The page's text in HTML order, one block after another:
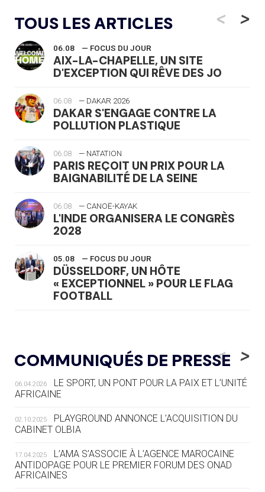
TOUS LES ARTICLES <
06.08 — FOCUS DU JOUR
AIX-LA-CHAPELLE, UN SITE
D'EXCEPTION QUI RÊVE DES JO
06.08 — DAKAR 2026
DAKAR S'ENGAGE CONTRE LA
POLLUTION PLASTIQUE
06.08 — NATATION
PARIS REÇOIT UN PRIX POUR LA
BAIGNABILITÉ DE LA SEINE
06.08 — CANOË-KAYAK
L'INDE ORGANISERA LE CONGRÈS
2028
05.08 — FOCUS DU JOUR
DÜSSELDORF, UN HÔTE
« EXCEPTIONNEL » POUR LE FLAG
FOOTBALL
LE RÊVE DE VOIR LA LUGE ALPINE
AUX JO « N'EST PAS FINI »
05.08 — TIR À L'ARC
DES MONDIAUX À BRISBANE SUR LA
ROUTE DES JO 2032
LE VILLAGE OLYMPIQUE DES ARAVIS
SE DESSINE
>
COMMUNIQUÉS DE PRESSE
<
06.04.2026
LE SPORT, UN PONT POUR LA PAIX ET L’UNITÉ
AFRICAINE
02.10.2025
PLAYGROUND ANNONCE L’ACQUISITION DU
CABINET OLBIA
17.04.2025
L’AMA S’ASSOCIE À L’AGENCE MAROCAINE
ANTIDOPAGE POUR LE PREMIER FORUM DES ONAD
AFRICAINES
>